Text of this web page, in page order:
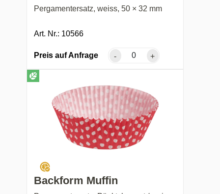
Pergamentersatz, weiss, 50 × 32 mm
Art. Nr.: 10566
Preis auf Anfrage - +
Backform Muffin